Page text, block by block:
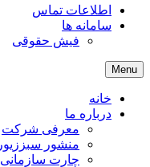
اطلاعات تماس
سامانه ها
فیش حقوقی
Menu
خانه
درباره ما
معرفی شرکت
منشور سبززیور
چارت سازمانی